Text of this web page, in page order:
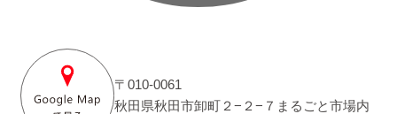
〒010-0061
秋田県秋田市卸町２−２−７まるごと市場内